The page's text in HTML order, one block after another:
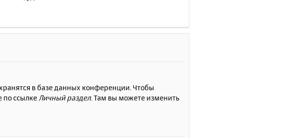
в базе данных конференции. Чтобы
по ссылке Личный раздел. Там вы можете изменить